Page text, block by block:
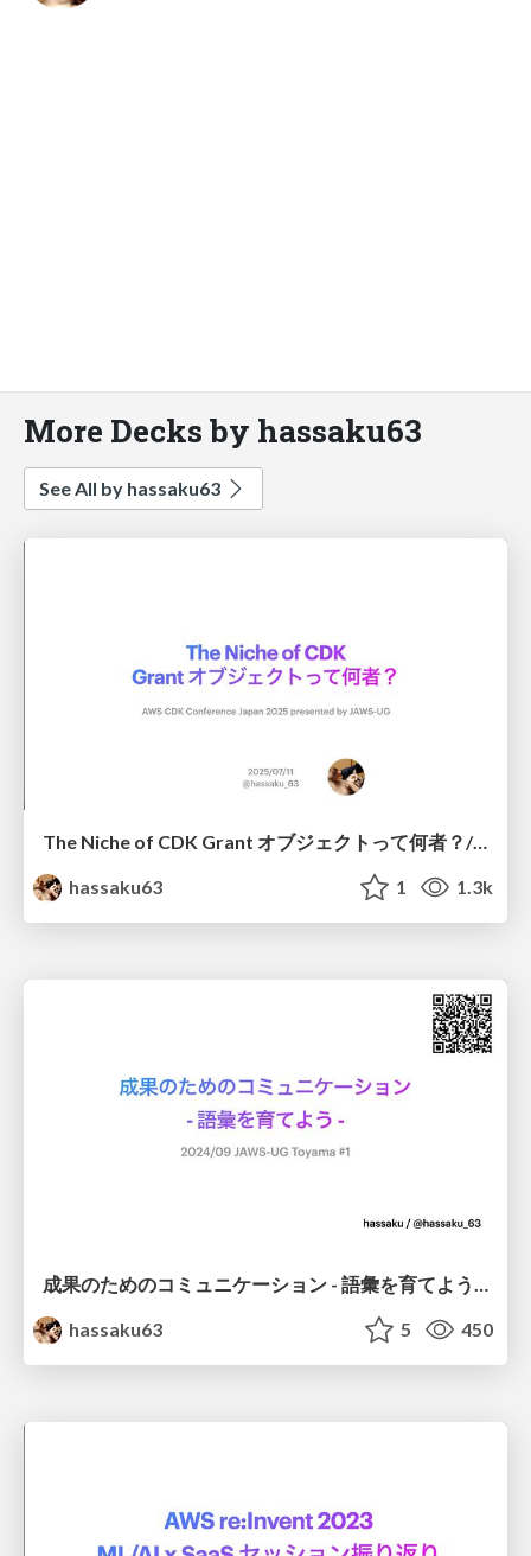
More Decks by hassaku63
See All by hassaku63
The Niche of CDK Grant オブジェクトって何者？/the-niche-of-cdk-what-isgrant-object
hassaku63
1 1.3k
hassaku63
5 450